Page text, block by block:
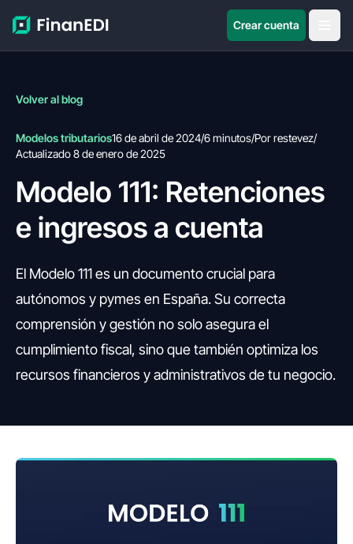
Crear cuenta
Volver al blog
Modelos tributarios16 de abril de 2024/6 minutos/Por restevez/
Actualizado 8 de enero de 2025
Modelo 111: Retenciones
e ingresos a cuenta
El Modelo 111 es un documento crucial para
autónomos y pymes en España. Su correcta
comprensión y gestión no solo asegura el
cumplimiento fiscal, sino que también optimiza los
recursos financieros y administrativos de tu negocio.